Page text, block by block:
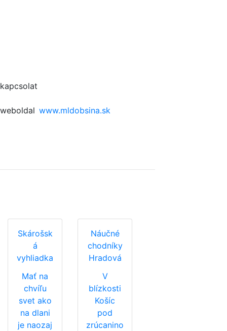
kapcsolat
weboldal www.mldobsina.sk
Skárošsk
á
vyhliadka
Mať na
chvíľu
svet ako
na dlani
je naozaj
Náučné
chodníky
Hradová
V
blízkosti
Košíc
pod
zrúcanino